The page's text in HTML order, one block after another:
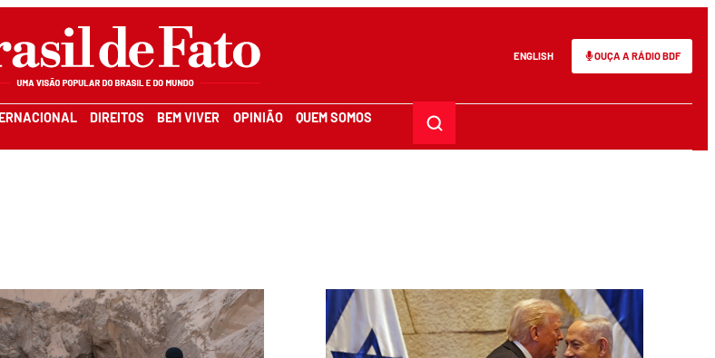
ENGLISH OUÇA A RÁDIO BDF
DIREITOS BEM VIVER OPINIÃO QUEM SOMOS